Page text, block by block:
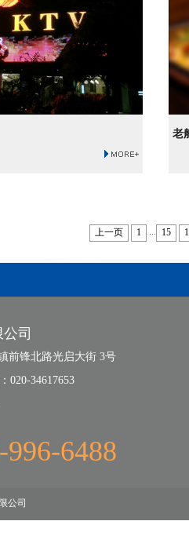
老
上一页 1 ... 15
司
前锋北路光启大街 3号
020-34617653
996-6488
公司